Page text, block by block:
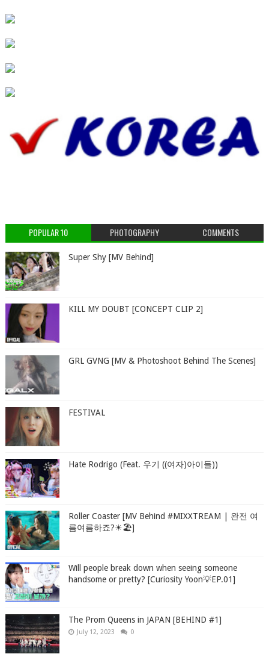
POPULAR 10 PHOTOGRAPHY COMMENTS
Super Shy [MV Behind]
KILL MY DOUBT [CONCEPT CLIP 2]
GRL GVNG [MV & Photoshoot Behind The Scenes]
FESTIVAL
Hate Rodrigo (Feat. 우기 ((여자)아이들))
Roller Coaster [MV Behind #MIXXTREAM | 완전 여
름여름하죠?☀🏖]
Will people break down when seeing someone
handsome or pretty? [Curiosity Yoon💡EP.01]
The Prom Queens in JAPAN [BEHIND #1]
July 12, 2023 0